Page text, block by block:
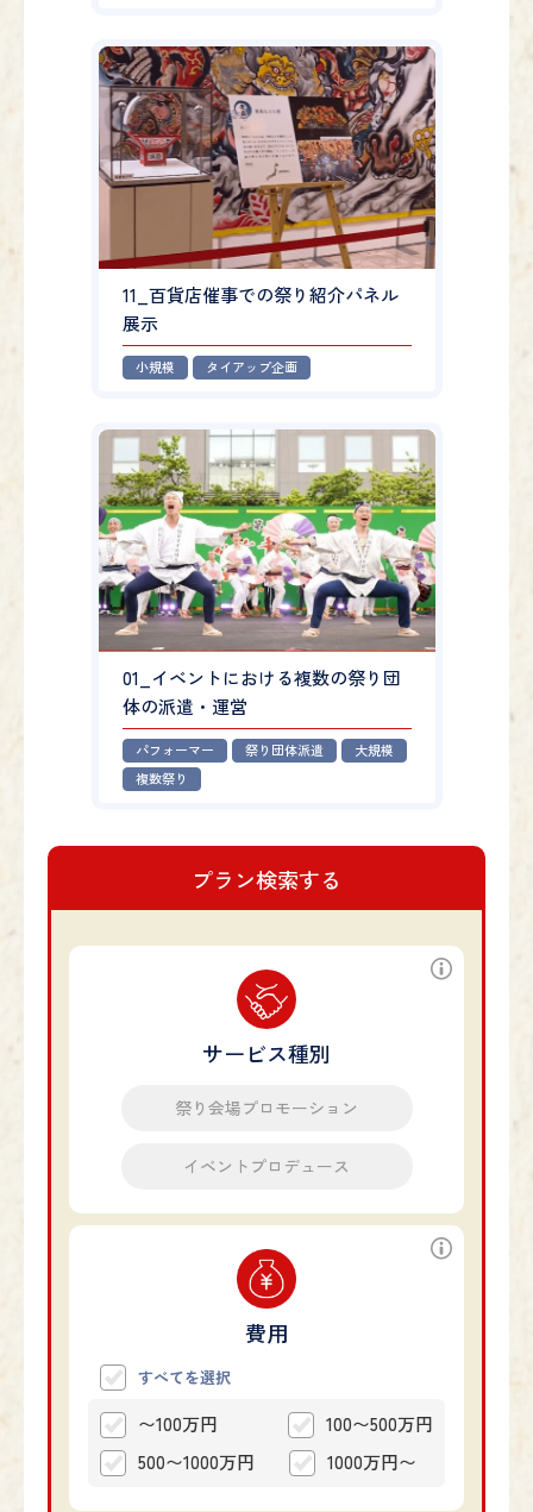
11_百貨店催事での祭り紹介パネル
展示
小規模 タイアップ企画
01_イベントにおける複数の祭り団
体の派遣・運営
パフォーマー 祭り団体派遣
大規模
複数祭り
プラン検索する
サービス種別
祭り会場プロモーション
イベントプロデュース
費用
すべてを選択
〜100万円
100〜500万円
500〜1000万円
1000万円〜